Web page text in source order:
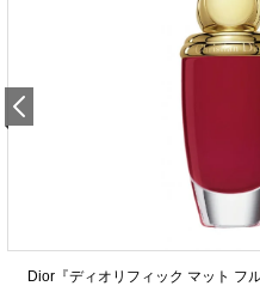
Dior『ディオリフィック マット フ